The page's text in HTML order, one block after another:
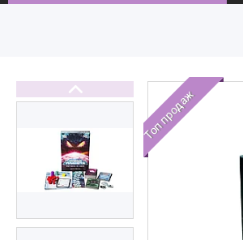
О нас
Часто задаваемые вопросы
Топ продаж